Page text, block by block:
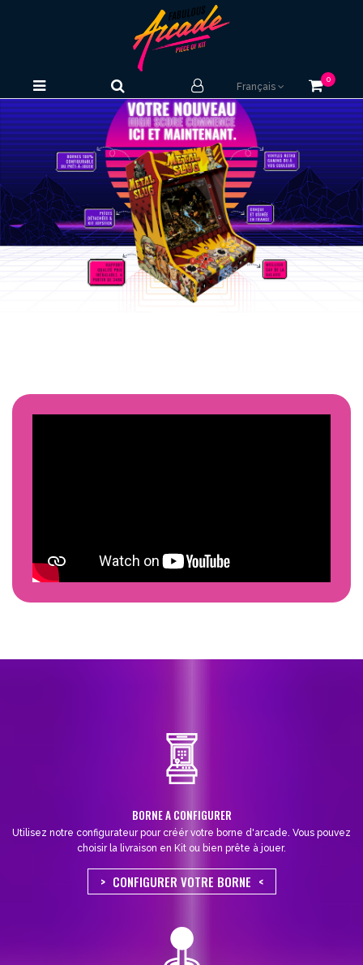
Français
0
BORNE A CONFIGURER
Utilisez notre configurateur pour créér votre borne d'arcade. Vous pouvez
choisir la livraison en Kit ou bien prête à jouer.
CONFIGURER VOTRE BORNE